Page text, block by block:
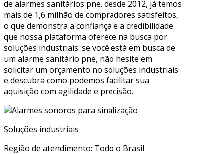
de alarmes sanitários pne. desde 2012, já temos
mais de 1,6 milhão de compradores satisfeitos,
o que demonstra a confiança e a credibilidade
que nossa plataforma oferece na busca por
soluções industriais. se você está em busca de
um alarme sanitário pne, não hesite em
solicitar um orçamento no soluções industriais
e descubra como podemos facilitar sua
aquisição com agilidade e precisão.
Soluções industriais
Região de atendimento: Todo o Brasil